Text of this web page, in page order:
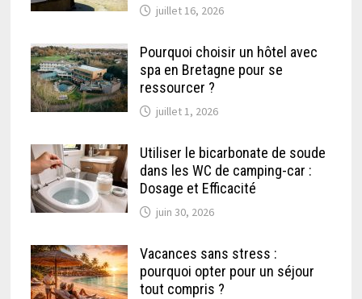
juillet 16, 2026
Pourquoi choisir un hôtel avec
spa en Bretagne pour se
ressourcer ?
juillet 1, 2026
Utiliser le bicarbonate de soude
dans les WC de camping-car :
Dosage et Efficacité
juin 30, 2026
Vacances sans stress :
pourquoi opter pour un séjour
tout compris ?